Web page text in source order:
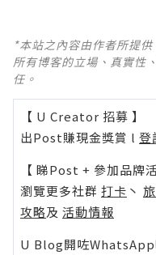
*本站之內容由作者所提
所有博客的立場、真實性
任。
【 U Creator 招募 】
出Post賺現金獎賞 l 登
【 睇Post + 參加品牌活
瀏覽更多社群 打卡 丶
攻略及 活動情報
U Blog開咗WhatsApp